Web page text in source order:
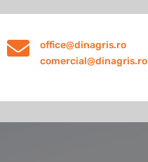

office@dinagris.ro
comercial@dinagris.ro